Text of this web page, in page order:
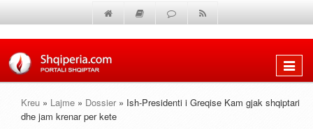
Shfaq
Kreu » Lajme » Dossier » Ish-Presidenti i Greqise Kam gjak shqiptari
dhe jam krenar per kete